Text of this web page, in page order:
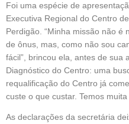
Foi uma espécie de
Executiva Regional do Centro
Perdigão. “Minha missão não é
de ônus, mas, como não sou
fácil”, brincou ela, antes de sua
Diagnóstico do Centro: uma
requalificação do Centro já
custe o que custar. Temos muita
As declarações da secretária